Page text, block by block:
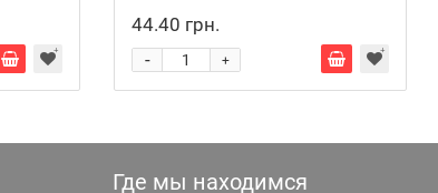
44.40 грн.
+
-
Где мы находимся